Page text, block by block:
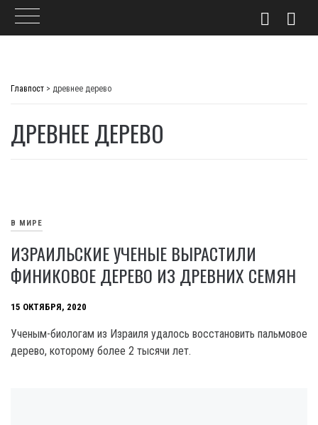
Главпост > древнее дерево
ДРЕВНЕЕ ДЕРЕВО
В МИРЕ
ИЗРАИЛЬСКИЕ УЧЕНЫЕ ВЫРАСТИЛИ
ФИНИКОВОЕ ДЕРЕВО ИЗ ДРЕВНИХ СЕМЯН
15 ОКТЯБРЯ, 2020
Ученым-биологам из Израиля удалось восстановить пальмовое
дерево, которому более 2 тысячи лет.